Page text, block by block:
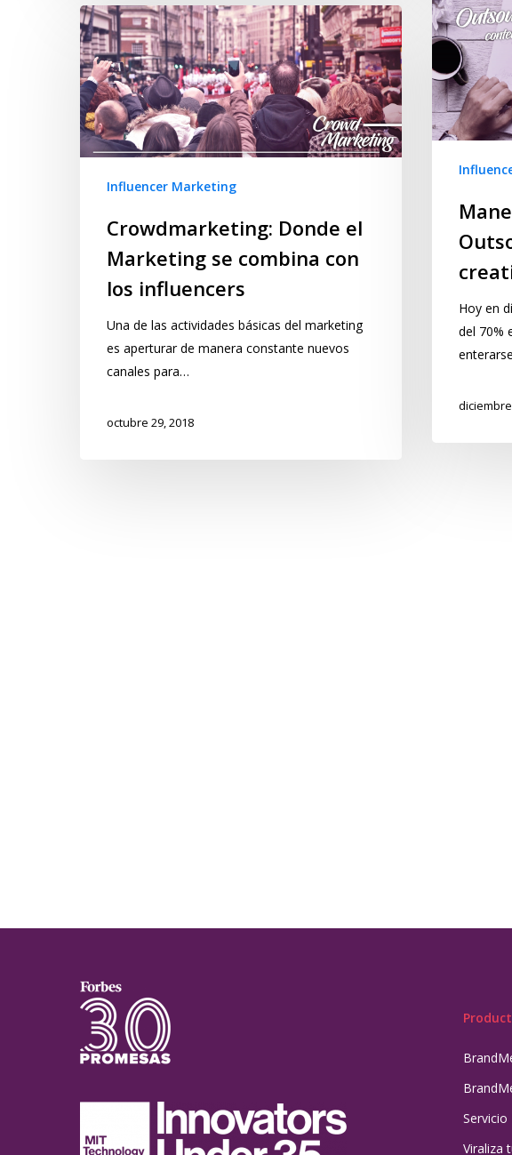
Hoy en
del 70%
Influencer Marketing
Crowdmarketing: Donde el
Marketing se combina con
los influencers
Una de las actividades básicas del marketing
es aperturar de manera constante nuevos
canales para…
octubre 29, 2018
Servicio
Viraliza